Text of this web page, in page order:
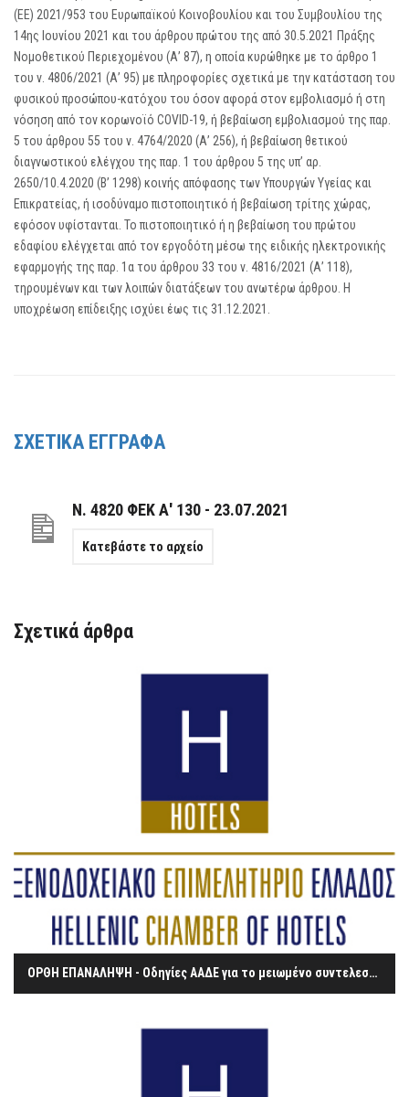
(ΕΕ) 2021/953 του Ευρωπαϊκού Κοινοβουλίου και του Συμβουλίου της
14ης Ιουνίου 2021 και του άρθρου πρώτου της από 30.5.2021 Πράξης
Νομοθετικού Περιεχομένου (Α’ 87), η οποία κυρώθηκε με το άρθρο 1
του ν. 4806/2021 (Α’ 95) με πληροφορίες σχετικά με την κατάσταση του
φυσικού προσώπου-κατόχου του όσον αφορά στον εμβολιασμό ή στη
νόσηση από τον κορωνοϊό COVID-19, ή βεβαίωση εμβολιασμού της παρ.
5 του άρθρου 55 του ν. 4764/2020 (Α’ 256), ή βεβαίωση θετικού
διαγνωστικού ελέγχου της παρ. 1 του άρθρου 5 της υπ’ αρ.
2650/10.4.2020 (Β’ 1298) κοινής απόφασης των Υπουργών Υγείας και
Επικρατείας, ή ισοδύναμο πιστοποιητικό ή βεβαίωση τρίτης χώρας,
εφόσον υφίστανται. Το πιστοποιητικό ή η βεβαίωση του πρώτου
εδαφίου ελέγχεται από τον εργοδότη μέσω της ειδικής ηλεκτρονικής
εφαρμογής της παρ. 1α του άρθρου 33 του ν. 4816/2021 (Α’ 118),
τηρουμένων και των λοιπών διατάξεων του ανωτέρω άρθρου. Η
υποχρέωση επίδειξης ισχύει έως τις 31.12.2021.
ΣΧΕΤΙΚΑ ΕΓΓΡΑΦΑ
Ν. 4820 ΦΕΚ Α' 130 - 23.07.2021
Κατεβάστε το αρχείο
Σχετικά άρθρα
ΟΡΘΗ ΕΠΑΝΑΛΗΨΗ - Οδηγίες ΑΑΔΕ για το μειωμένο συντελεστή του ΦΠΑ στην εστίαση